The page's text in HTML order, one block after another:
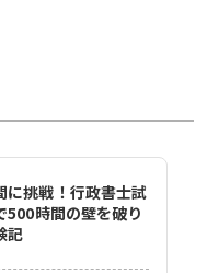
に挑戦！行政書士試
500時間の壁を破り
記